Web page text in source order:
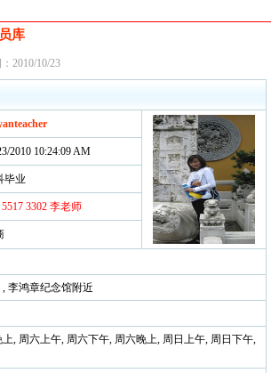
库
2010/10/23
2010 10:24:09 AM
毕业
5517 3302 李老师
李鸿章纪念馆附近
, 周六上午, 周六下午, 周六晚上, 周日上午, 周日下午,